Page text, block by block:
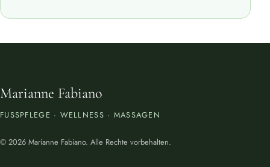
Marianne Fabiano
FUSSPFLEGE · WELLNESS · MASSAGEN
© 2026 Marianne Fabiano. Alle Rechte vorbehalten.